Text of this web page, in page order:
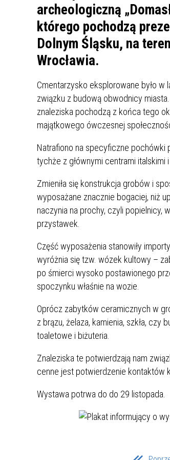
KARTA DUŻEJ RODZINY
AKTYWIZACJA SPOŁECZNO–
ZAWODOWA OSÓB
PODATKI LOKALNE –
PODSTAWOWE INFORMACJE,
STAWKI I FORMULARZE
INFORMACJE ZUS
INFORMACJE KRUS
SZANSA – FORMY
WSPARCIA OBSZARU
ZREWITALIZOWANEGO
SPORTOWCA
WZMOCNIENIE PROCESU
SPRAWIEDLIWEJ
KONKURS FOTOGRAFICZNY
„METROPOLIA. PRZEZ
AWANS ZAWODOWY
STYPENDIUM MIASTA
DOTACJE DLA
BĘDZINIE
POMOC ZDROWOTNA DLA
NAUCZYCIELI
archeologiczną
którego pochodzą
Dolnym Śląsku, na
Wrocławia.
Cmentarzysko eksplorowane było w
związku z budową obwodnicy
znaleziska pochodzą z końca tego
majątkowego ówczesnej
Natrafiono na specyficzne pochówki
tychże z głównymi centrami italskimi
Zmieniła się konstrukcja grobów i
wyposażane znacznie bogaciej, niż
naczynia na prochy, czyli popielnicy,
przystawek.
Część wyposażenia stanowiły
wyróżnia się tzw. wózek kultowy –
po śmierci wysoko postawionego
spoczynku właśnie na wozie.
Oprócz zabytków ceramicznych w
z brązu, żelaza, kamienia, szkła, czy
toaletowe i biżuteria.
Znaleziska te potwierdzają nam
cenne jest potwierdzenie kontaktów
Wystawa potrwa do do 29 listopada.